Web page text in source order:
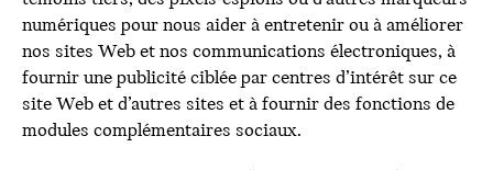
numériques pour nous aider à entretenir ou à améliorer
nos sites Web et nos communications électroniques, à
fournir une publicité ciblée par centres d’intérêt sur ce
site Web et d’autres sites et à fournir des fonctions de
modules complémentaires sociaux.